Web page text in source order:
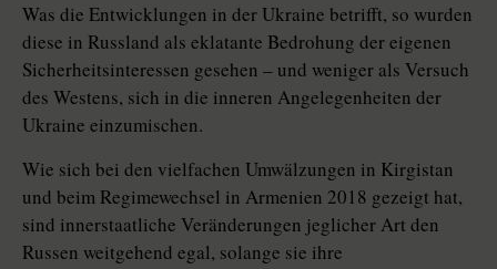
Was die Entwicklungen in der Ukraine betrifft, so wurden
diese in Russland als eklatante Bedrohung der eigenen
Sicherheitsinteressen gesehen – und weniger als Versuch
des Westens, sich in die inneren Angelegenheiten der
Ukraine einzumischen.
Wie sich bei den vielfachen Umwälzungen in Kirgistan
und beim Regimewechsel in Armenien 2018 gezeigt hat,
sind innerstaatliche Veränderungen jeglicher Art den
Russen weitgehend egal, solange sie ihre